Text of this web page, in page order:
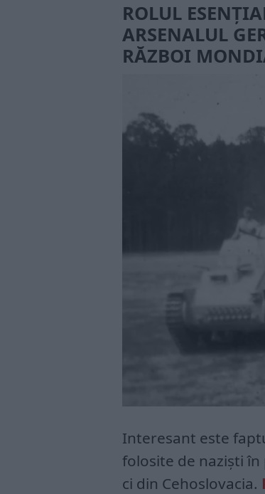
ROLUL
ARSENALUL
RĂZBOI
Interesant este
folosite de naziști
ci din Cehoslovacia.